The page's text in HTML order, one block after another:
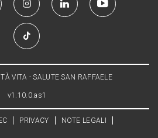
VITA - SALUTE SAN RAFFAELE
v1.10.0.as1
PRIVACY NOTE LEGALI